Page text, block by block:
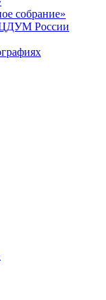
собрание»
ЦДУМ России